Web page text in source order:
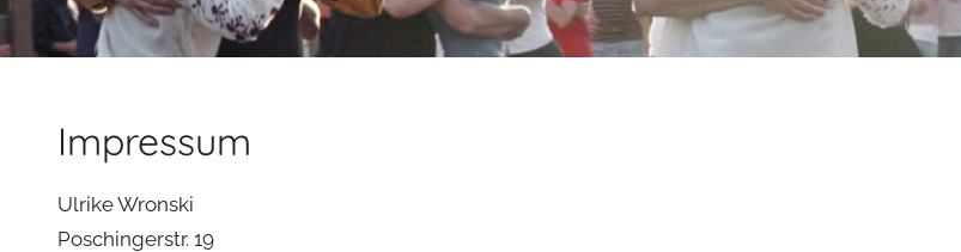
Impressum
Ulrike Wronski
Poschingerstr. 19